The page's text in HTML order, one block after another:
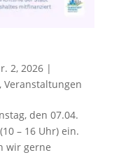
2, 2026|
, Veranstaltungen
den 07.04.
– 16 Uhr) ein.
wir gerne